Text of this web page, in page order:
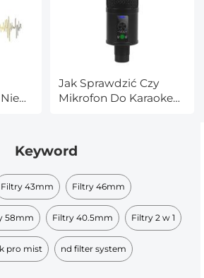
Jak Sprawdzić Czy
Mikrofon Do Karaoke
Keyword
Filtry 43mm Filtry 46mm
58mm Filtry 40.5mm Filtry 2 w 1
pro mist nd filter system